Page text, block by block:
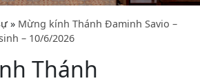
» Mừng kính Thánh Đaminh Savio –
– 10/6/2026
Thánh